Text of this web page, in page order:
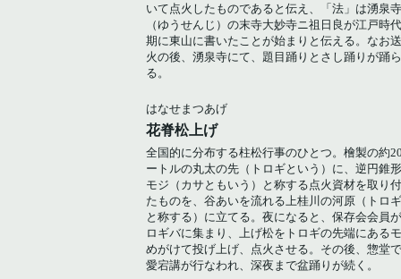
いて点火したものであると伝え、「法」は湧泉寺
（ゆうせんじ）の末寺大妙寺ニ祖日良が江戸時
期に東山に書いたことが始まりと伝える。なお
火の後、湧泉寺にて、題目踊りとさし踊りが踊
る。
はなせまつあげ
花脊松上げ
全国的に分布する柱松行事のひとつ。檜製の約
ートルの丸太の先（トロギという）に、逆円錐
モジ（カサともいう）と称する点火資材を取り
たものを、谷あいを流れる上桂川の河原（トロ
と称する）に立てる。夜になると、保存会会員
ロギバに集まり、上げ松をトロギの先端にある
めがけて投げ上げ、点火させる。その後、惣堂
愛宕講が行なわれ、深夜まで盆踊りが続く。